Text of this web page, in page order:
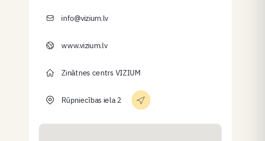
info@vizium.lv
www.vizium.lv
Zinātnes centrs VIZIUM
Rūpniecības iela 2